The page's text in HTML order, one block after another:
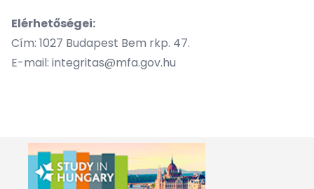
Elérhetőségei:
Cím: 1027 Budapest Bem rkp. 47.
E-mail: integritas@mfa.gov.hu